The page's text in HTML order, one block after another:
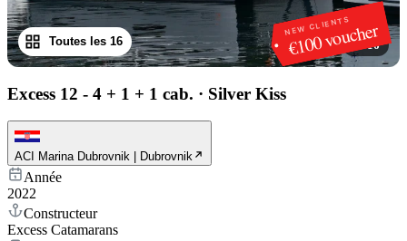
NEW CLIENTS
€100 voucher
1/16
Toutes les 16
Excess 12 - 4 + 1 + 1 cab. · Silver Kiss
ACI Marina Dubrovnik | Dubrovnik
Année
2022
Constructeur
Excess Catamarans